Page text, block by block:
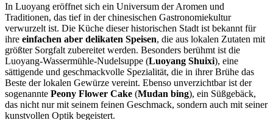
In Luoyang eröffnet sich ein Universum der Aromen und
Traditionen, das tief in der chinesischen Gastronomiekultur
verwurzelt ist. Die Küche dieser historischen Stadt ist bekannt für
ihre einfachen aber delikaten Speisen, die aus lokalen Zutaten mit
größter Sorgfalt zubereitet werden. Besonders berühmt ist die
Luoyang-Wassermühle-Nudelsuppe (Luoyang Shuixi), eine
sättigende und geschmackvolle Spezialität, die in ihrer Brühe das
Beste der lokalen Gewürze vereint. Ebenso unverzichtbar ist der
sogenannte Peony Flower Cake (Mudan bing), ein Süßgebäck,
das nicht nur mit seinem feinen Geschmack, sondern auch mit seiner
kunstvollen Optik begeistert.